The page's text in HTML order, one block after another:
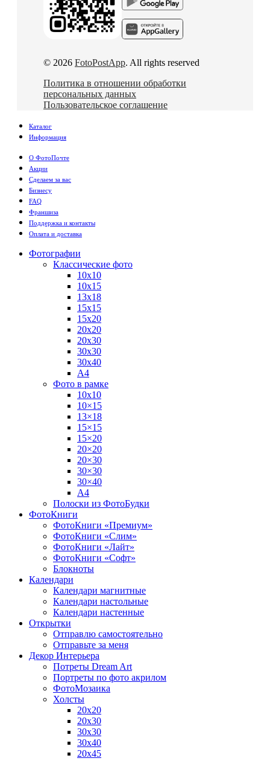
© 2026 FotoPostApp. All rights reserved
Политика в отношении обработки
персональных данных
Пользовательское соглашение
Каталог
Информация
О ФотоПочте
Акции
Сделаем за вас
Бизнесу
FAQ
Франшиза
Поддержка и контакты
Оплата и доставка
Фотографии
Классические фото
10х10
10х15
13х18
15х15
15х20
20х20
20х30
30х30
30х40
А4
Фото в рамке
10х10
10×15
13×18
15×15
15×20
20×20
20×30
30×30
30×40
A4
Полоски из ФотоБудки
ФотоКниги
ФотоКниги «Премиум»
ФотоКниги «Слим»
ФотоКниги «Лайт»
ФотоКниги «Софт»
Блокноты
Календари
Календари магнитные
Календари настольные
Календари настенные
Открытки
Отправлю самостоятельно
Отправьте за меня
Декор Интерьера
Потреты Dream Art
Портреты по фото акрилом
ФотоМозаика
Холсты
20х20
20х30
30х30
30х40
20х45